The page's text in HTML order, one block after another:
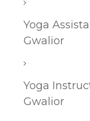
Yoga
Gwalior
Yoga
Gwalior